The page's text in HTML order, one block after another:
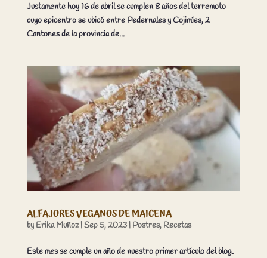
Justamente hoy 16 de abril se cumplen 8 años del terremoto
cuyo epicentro se ubicó entre Pedernales y Cojimíes, 2
Cantones de la provincia de...
ALFAJORES VEGANOS DE MAICENA
by Erika Muñoz|Sep 5, 2023| Postres, Recetas
Este mes se cumple un año de nuestro primer artículo del blog.